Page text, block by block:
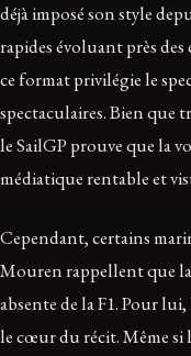
déjà imposé son style
rapides évoluant près
ce format privilégie le
spectaculaires. Bien que
le SailGP prouve que la
médiatique rentable et
Cependant, certains
Mouren rappellent que
absente de la F1. Pour
le cœur du récit. Même si